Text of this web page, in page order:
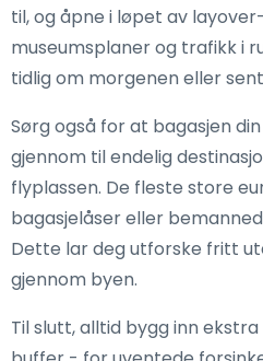
til, og åpne i løpet av
museumsplaner og trafikk i
tidlig om morgenen eller
Sørg også for at bagasjen
gjennom til endelig
flyplassen. De fleste store
bagasjelåser eller
Dette lar deg utforske fritt
gjennom byen.
Til slutt, alltid bygg inn